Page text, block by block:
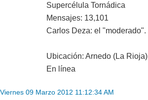
Supercélula Tornádica
Mensajes: 13,101
Carlos Deza: el "moderado".
Ubicación: Arnedo (La Rioja)
En línea
Viernes 09 Marzo 2012 11:12:34 AM